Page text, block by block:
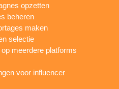
opzetten
beheren
maken
selectie
meerdere platforms
voor influencer